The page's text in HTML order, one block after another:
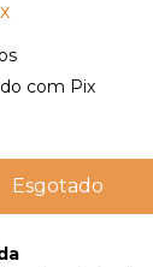
com Pix